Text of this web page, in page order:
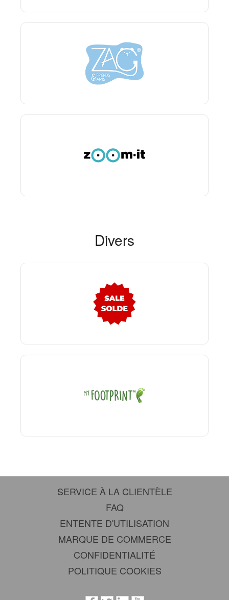
Divers
SERVICE À LA CLIENTÈLE
FAQ
ENTENTE D'UTILISATION
MARQUE DE COMMERCE
CONFIDENTIALITÉ
POLITIQUE COOKIES